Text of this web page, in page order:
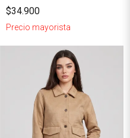
$34.900
Precio mayorista